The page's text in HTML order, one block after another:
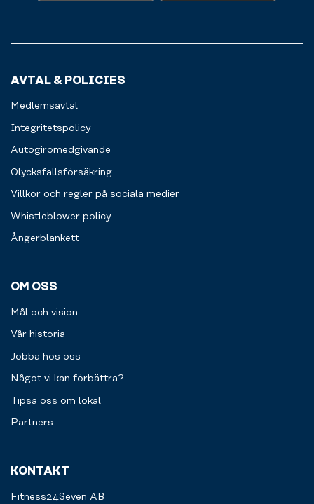
AVTAL & POLICIES
Medlemsavtal
Integritetspolicy
Autogiromedgivande
Olycksfallsförsäkring
Villkor och regler på sociala medier
Whistleblower policy
Ångerblankett
OM OSS
Mål och vision
Vår historia
Jobba hos oss
Något vi kan förbättra?
Tipsa oss om lokal
Partners
KONTAKT
Fitness24Seven AB